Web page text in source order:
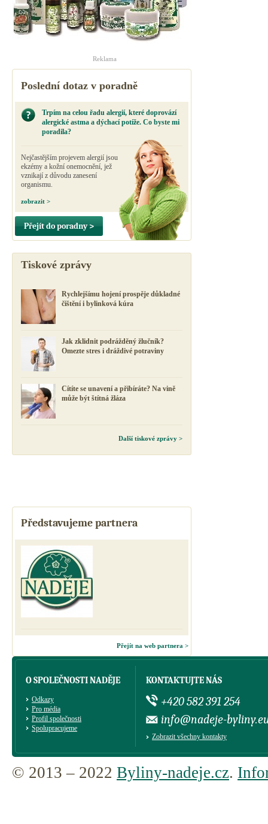
Reklama
Poslední dotaz v poradně
Trpím na celou řadu alergií, které doprovází
alergické astma a dýchací potíže. Co byste mi
poradila?
Nejčastějším projevem alergií jsou
ekzémy a kožní onemocnění, jež
vznikají z důvodu zanesení
organismu.
zobrazit >
Přejít do poradny >
Tiskové zprávy
Rychlejšímu hojení prospěje důkladné
čištění i bylinková kúra
Jak zklidnit podrážděný žlučník?
Omezte stres i dráždivé potraviny
Cítíte se unavení a přibíráte? Na vině
může být štítná žláza
Další tiskové zprávy >
Představujeme partnera
Přejít na web partnera >
O SPOLEČNOSTI NADĚJE
Odkazy
Pro média
Profil společnosti
Spolupracujeme
KONTAKTUJTE NÁS
+420 582 391 254
info@nadeje-
Zobrazit všechny kontakty
© 2013 – 2022 Byliny-nadeje.cz.